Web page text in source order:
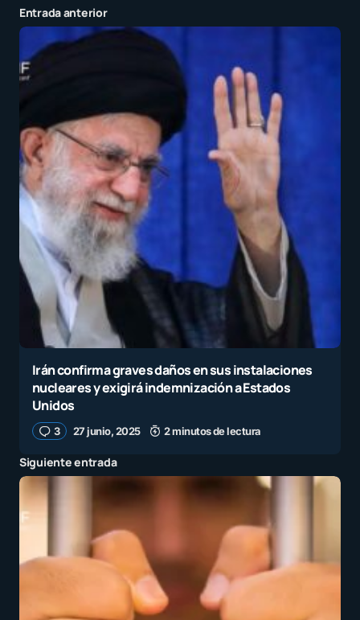
Entrada anterior
Irán confirma graves daños en sus instalaciones
nucleares y exigirá indemnización a Estados
Unidos
3 27 junio, 2025 2 minutos de lectura
Siguiente entrada